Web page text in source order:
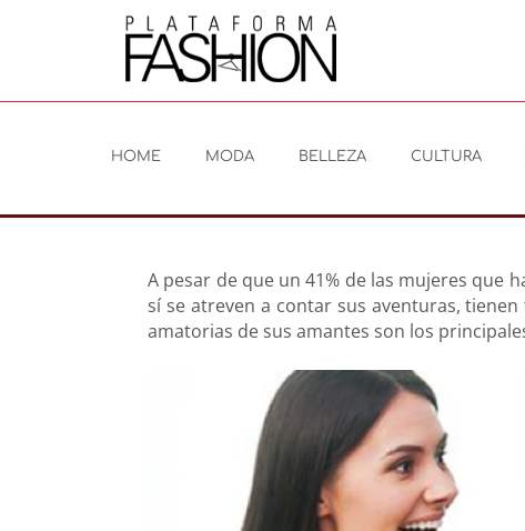
HOME MODA BELLEZA CULTURA
A pesar de que un 41% de las mujeres que
sí se atreven a contar sus aventuras,
amatorias de sus amantes son los